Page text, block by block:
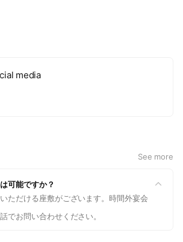
media
See more
可能ですか？
ただける座敷がございます。時間外宴会
でお問い合わせください。